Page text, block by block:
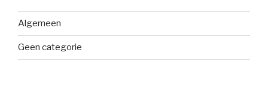
Algemeen
Geen categorie